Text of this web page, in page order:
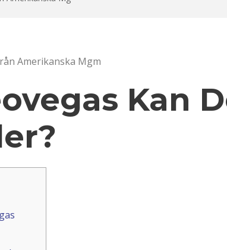
Amerikanska Mgm
Kan